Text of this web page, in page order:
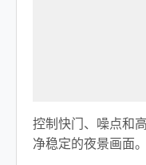
控制快门、噪点和
净稳定的夜景画面。